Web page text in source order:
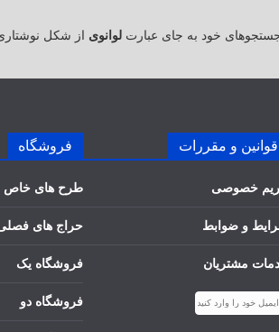
خود به جای عبارت لوانوی از شکل
قوانین و مقررات
خصوصی
و ضوابط
مشتریان
فروشگاه
طرح های خاص
حراج های
فروشگاه یک
فروشگاه دو